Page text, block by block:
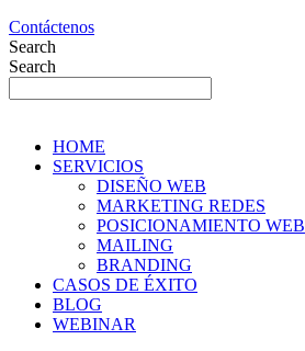
Contáctenos
Search
Search
HOME
SERVICIOS
DISEÑO WEB
MARKETING REDES
POSICIONAMIENTO WEB
MAILING
BRANDING
CASOS DE ÉXITO
BLOG
WEBINAR